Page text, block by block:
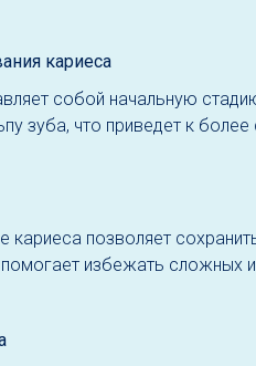
кариеса
собой начальную
зуба, что приведет к
кариеса позволяет
избежать сложных